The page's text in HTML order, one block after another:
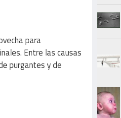
para
Entre las causas
purgantes y de